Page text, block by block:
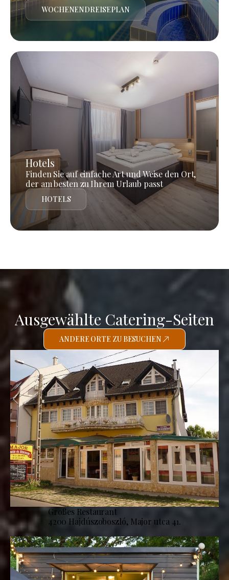
WOCHENENDREISEPLAN
Hotels
Finden Sie auf einfache Art und Weise den Ort,
der am besten zu Ihrem Urlaub passt
HOTELS
Ausgewählte Catering-Seiten
ANDERE ORTE ZU BESUCHEN
Großes Restaurant
4200 Hajdúszoboszló, Major utca 41.